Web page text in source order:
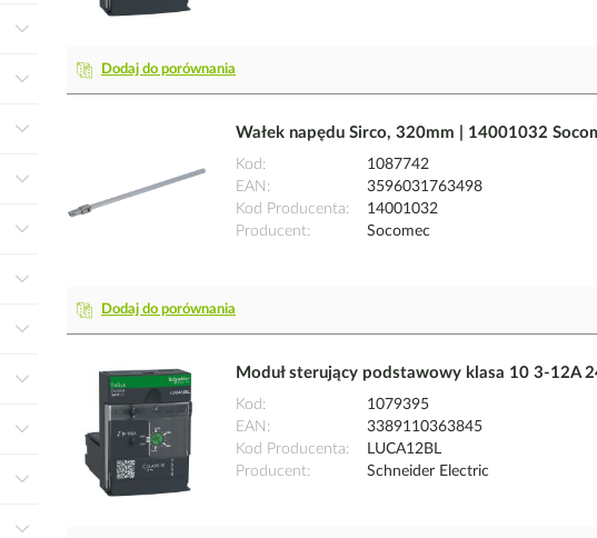
Dodaj do porównania
Wałek napędu Sirco, 320mm | 14001032
Kod
1087742
EAN
3596031763498
Kod Producenta
14001032
Producent
Socomec
Dodaj do porównania
Moduł sterujący podstawowy klasa 10 3-12A
Kod
1079395
EAN
3389110363845
Kod Producenta
LUCA12BL
Producent
Schneider Electric